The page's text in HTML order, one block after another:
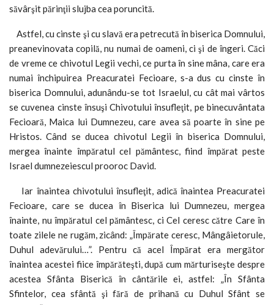
săvârşit părinţii slujba cea poruncită.
Astfel, cu cinste şi cu slavă era petrecută în biserica Domnului,
preanevinovata copilă, nu numai de oameni, ci şi de îngeri. Căci
de vreme ce chivotul Legii vechi, ce purta în sine mâna, care era
numai închipuirea Preacuratei Fecioare, s-a dus cu cinste în
biserica Domnului, adunându-se tot Israelul, cu cât mai vârtos
se cuvenea cinste însuşi Chivotului însufleţit, pe binecuvântata
Fecioară, Maica lui Dumnezeu, care avea să poarte în sine pe
Hristos. Când se ducea chivotul Legii în biserica Domnului,
mergea înainte împăratul cel pământesc, fiind împărat peste
Israel dumnezeiescul prooroc David.
Iar înaintea chivotului însufleţit, adică înaintea Preacuratei
Fecioare, care se ducea în Biserica lui Dumnezeu, mergea
înainte, nu împăratul cel pământesc, ci Cel ceresc către Care în
toate zilele ne rugăm, zicând: „Împărate ceresc, Mângâietorule,
Duhul adevărului…”. Pentru că acel Împărat era mergător
înaintea acestei fiice împărăteşti, după cum mărturiseşte despre
acestea Sfânta Biserică în cântările ei, astfel: „În Sfânta
Sfintelor, cea sfântă şi fără de prihană cu Duhul Sfânt se